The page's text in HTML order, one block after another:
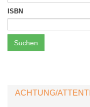
ISBN
Suchen
ACHTUNG/